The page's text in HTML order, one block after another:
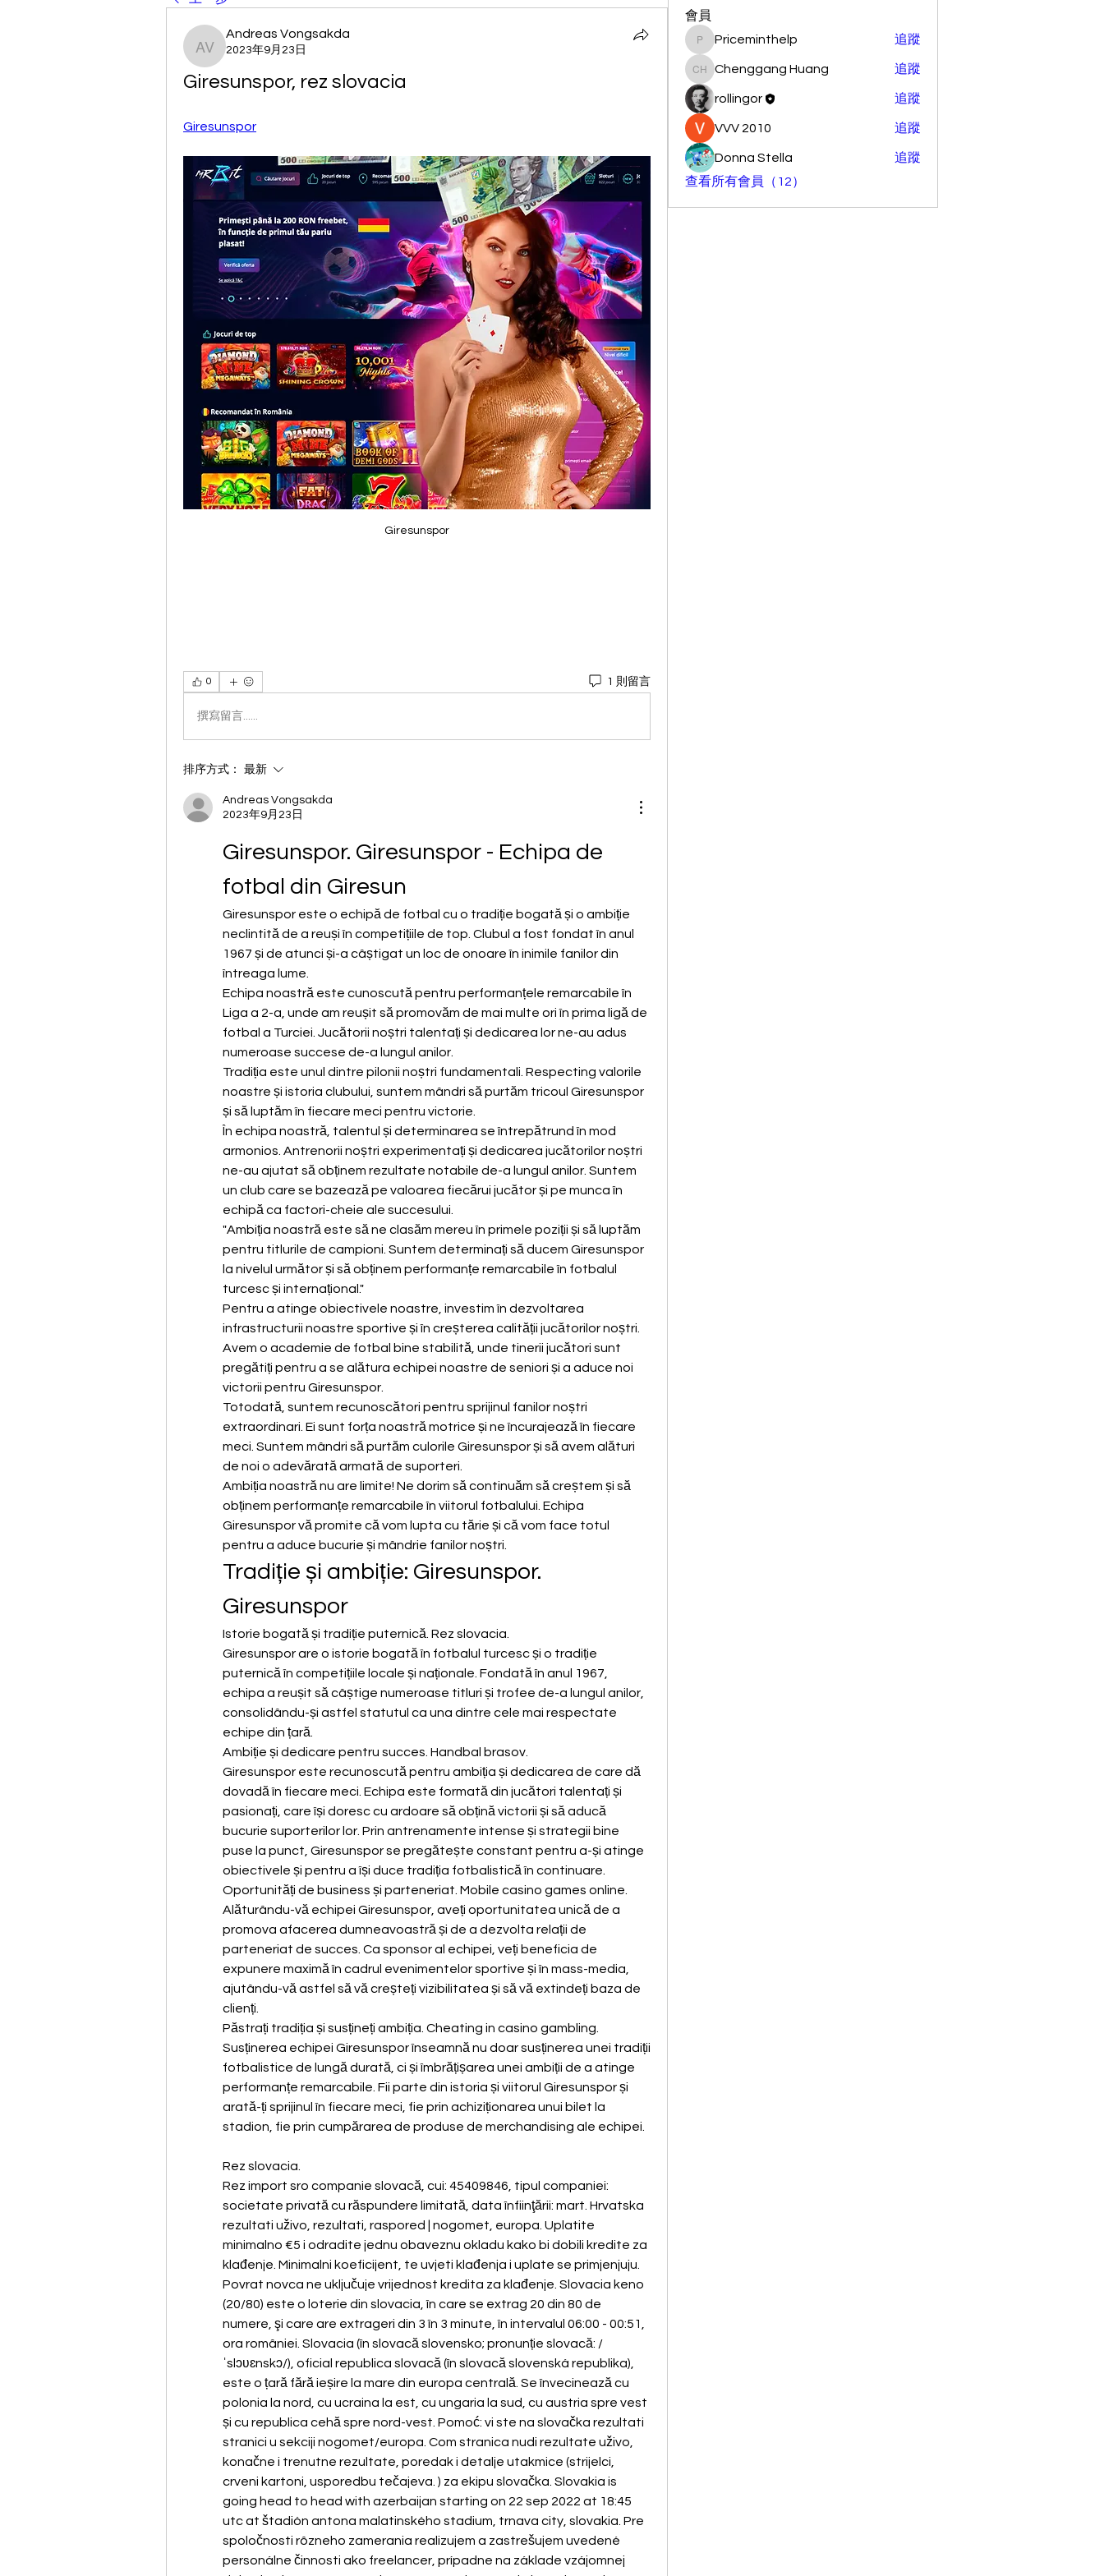
Andreas Vongsakda
Andreas Vongsakda
2023年9月23日
Giresunspor, rez slovacia
Giresunspor
Giresunspor
0 1 則留言
撰寫留言......
排序方式： 最新
Andreas Vongsakda
2023年9月23日
Giresunspor. Giresunspor - Echipa de
fotbal din Giresun
Giresunspor este o echipă de fotbal cu o tradiție bogată și o ambiție
neclintită de a reuși în competițiile de top. Clubul a fost fondat în anul
1967 și de atunci și-a câștigat un loc de onoare în inimile fanilor din
întreaga lume.
Echipa noastră este cunoscută pentru performanțele remarcabile în
Liga a 2-a, unde am reușit să promovăm de mai multe ori în prima ligă de
fotbal a Turciei. Jucătorii noștri talentați și dedicarea lor ne-au adus
numeroase succese de-a lungul anilor.
Tradiția este unul dintre pilonii noștri fundamentali. Respecting valorile
noastre și istoria clubului, suntem mândri să purtăm tricoul Giresunspor
și să luptăm în fiecare meci pentru victorie.
În echipa noastră, talentul și determinarea se întrepătrund în mod
armonios. Antrenorii noștri experimentați și dedicarea jucătorilor noștri
ne-au ajutat să obținem rezultate notabile de-a lungul anilor. Suntem
un club care se bazează pe valoarea fiecărui jucător și pe munca în
echipă ca factori-cheie ale succesului.
"Ambiția noastră este să ne clasăm mereu în primele poziții și să luptăm
pentru titlurile de campioni. Suntem determinați să ducem Giresunspor
la nivelul următor și să obținem performanțe remarcabile în fotbalul
turcesc și internațional."
Pentru a atinge obiectivele noastre, investim în dezvoltarea
infrastructurii noastre sportive și în creșterea calității jucătorilor noștri.
Avem o academie de fotbal bine stabilită, unde tinerii jucători sunt
pregătiți pentru a se alătura echipei noastre de seniori și a aduce noi
victorii pentru Giresunspor.
Totodată, suntem recunoscători pentru sprijinul fanilor noștri
extraordinari. Ei sunt forța noastră motrice și ne încurajează în fiecare
meci. Suntem mândri să purtăm culorile Giresunspor și să avem alături
de noi o adevărată armată de suporteri.
Ambiția noastră nu are limite! Ne dorim să continuăm să creștem și să
obținem performanțe remarcabile în viitorul fotbalului. Echipa
Giresunspor vă promite că vom lupta cu tărie și că vom face totul
pentru a aduce bucurie și mândrie fanilor noștri.
Tradiție și ambiție: Giresunspor.
Giresunspor
Istorie bogată și tradiție puternică. Rez slovacia.
Giresunspor are o istorie bogată în fotbalul turcesc și o tradiție
puternică în competițiile locale și naționale. Fondată în anul 1967,
echipa a reușit să câștige numeroase titluri și trofee de-a lungul anilor,
consolidându-și astfel statutul ca una dintre cele mai respectate
echipe din țară.
Ambiție și dedicare pentru succes. Handbal brasov.
Giresunspor este recunoscută pentru ambiția și dedicarea de care dă
dovadă în fiecare meci. Echipa este formată din jucători talentați și
pasionați, care își doresc cu ardoare să obțină victorii și să aducă
bucurie suporterilor lor. Prin antrenamente intense și strategii bine
puse la punct, Giresunspor se pregătește constant pentru a-și atinge
obiectivele și pentru a își duce tradiția fotbalistică în continuare.
Oportunități de business și parteneriat. Mobile casino games online.
Alăturându-vă echipei Giresunspor, aveți oportunitatea unică de a
promova afacerea dumneavoastră și de a dezvolta relații de
parteneriat de succes. Ca sponsor al echipei, veți beneficia de
expunere maximă în cadrul evenimentelor sportive și în mass-media,
ajutându-vă astfel să vă creșteți vizibilitatea și să vă extindeți baza de
clienți.
Păstrați tradiția și susțineți ambiția. Cheating in casino gambling.
Susținerea echipei Giresunspor înseamnă nu doar susținerea unei tradiții
fotbalistice de lungă durată, ci și îmbrățișarea unei ambiții de a atinge
performanțe remarcabile. Fii parte din istoria și viitorul Giresunspor și
arată-ți sprijinul în fiecare meci, fie prin achiziționarea unui bilet la
stadion, fie prin cumpărarea de produse de merchandising ale echipei.
Rez slovacia.
Rez import sro companie slovacă, cui: 45409846, tipul companiei:
societate privată cu răspundere limitată, data înfiinţării: mart. Hrvatska
rezultati uživo, rezultati, raspored | nogomet, europa. Uplatite
minimalno €5 i odradite jednu obaveznu okladu kako bi dobili kredite za
klađenje. Minimalni koeficijent, te uvjeti klađenja i uplate se primjenjuju.
Povrat novca ne uključuje vrijednost kredita za klađenje. Slovacia keno
(20/80) este o loterie din slovacia, în care se extrag 20 din 80 de
numere, şi care are extrageri din 3 în 3 minute, în intervalul 06:00 - 00:51,
ora româniei. Slovacia (în slovacă slovensko; pronunție slovacă: /
ˈslɔʋɛnskɔ/), oficial republica slovacă (în slovacă slovenská republika),
este o țară fără ieșire la mare din europa centrală. Se învecinează cu
polonia la nord, cu ucraina la est, cu ungaria la sud, cu austria spre vest
și cu republica cehă spre nord-vest. Pomoć: vi ste na slovačka rezultati
stranici u sekciji nogomet/europa. Com stranica nudi rezultate uživo,
konačne i trenutne rezultate, poredak i detalje utakmice (strijelci,
crveni kartoni, usporedbu tečajeva. ) za ekipu slovačka. Slovakia is
going head to head with azerbaijan starting on 22 sep 2022 at 18:45
utc at štadión antona malatinského stadium, trnava city, slovakia. Pre
spoločnosti rôzneho zamerania realizujem a zastrešujem uvedené
personálne činnosti ako freelancer, prípadne na základe vzájomnej
會員
Priceminthelp
Priceminthelp 追蹤
Chenggang Huang
Chenggang Huang 追蹤
rollingor 追蹤
VVV 2010 追蹤
Donna Stella
追蹤
查看所有會員（12）